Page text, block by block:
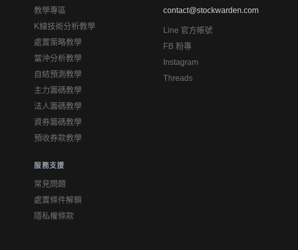
教學專區
K線技術分析教學
處置策略教學
當沖分析教學
自結預測教學
主力籌碼教學
法人籌碼教學
資券籌碼教學
預收券款教學
服務支援
常見問題
處置條件解鎖
隱私權條款
contact@stockwarden.com
Line 官方帳號
FB 粉專
Instagram
Threads